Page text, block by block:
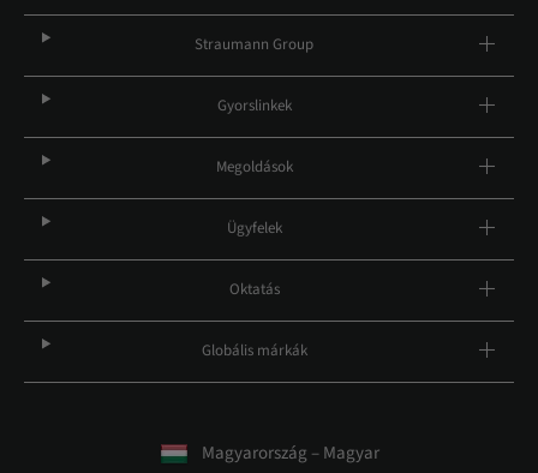
Straumann Group
Gyorslinkek
Megoldások
Ügyfelek
Oktatás
Globális márkák
Magyarország – Magyar